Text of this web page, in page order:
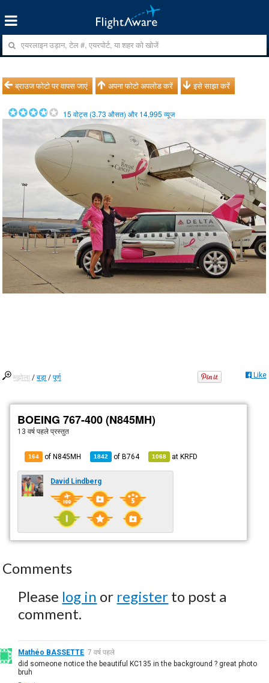
ब्राउज फोटो पर वापस जाएं अपना फोटो अपलोड करें इसे साझा करें
15 वोट्स (3.73 औसत) और14,995 व्यूज
मझोला /बड़ा /पूर्ण Like
BOEING 767-400 (N845MH)
13 वर्ष पहले प्रस्तुत
164 of N845MH 1842 ofB764 1068 atKRFD
David Lindberg
Comments
Please log in or register to post a
comment.
Mathéo BASSETTE 7 वर्ष पहले
did someone notice the beautiful KC135 in the background ? great photo
bruh